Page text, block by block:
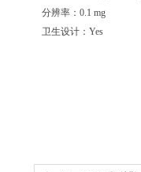
分辨率：0.1 mg
卫生设计：Yes